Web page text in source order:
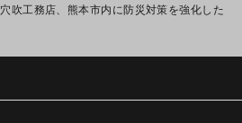
穴吹工務店、熊本市内に防災対策を強化した